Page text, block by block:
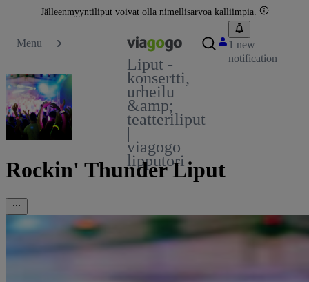
Jälleenmyyntiliput voivat olla nimellisarvoa kalliimpia.
Menu
Liput -
konsertti,
urheilu
&amp;
teatteriliput
|
viagogo
lipputori
1 new
notification
Rockin' Thunder Liput